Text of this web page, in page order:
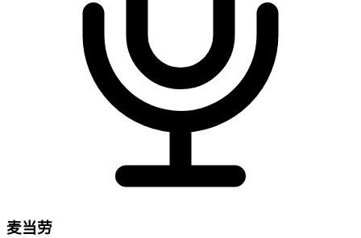
麦当劳